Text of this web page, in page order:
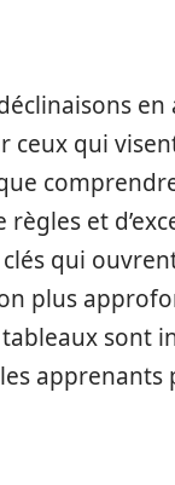
qui
et
qui
plus
sont